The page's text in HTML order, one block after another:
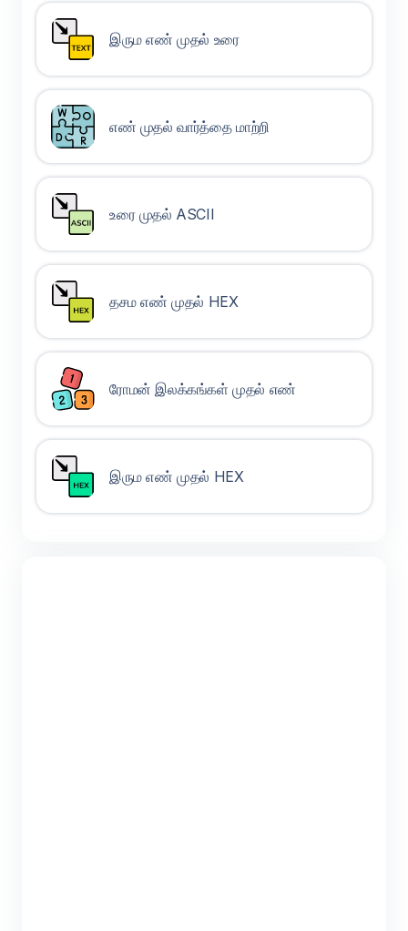
இரும எண் முதல் உரை
எண் முதல் வார்த்தை மாற்றி
உரை முதல் ASCII
தசம எண் முதல் HEX
ரோமன் இலக்கங்கள் முதல் எண்
இரும எண் முதல் HEX